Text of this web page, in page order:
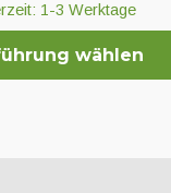
1-3 Werktage
wählen